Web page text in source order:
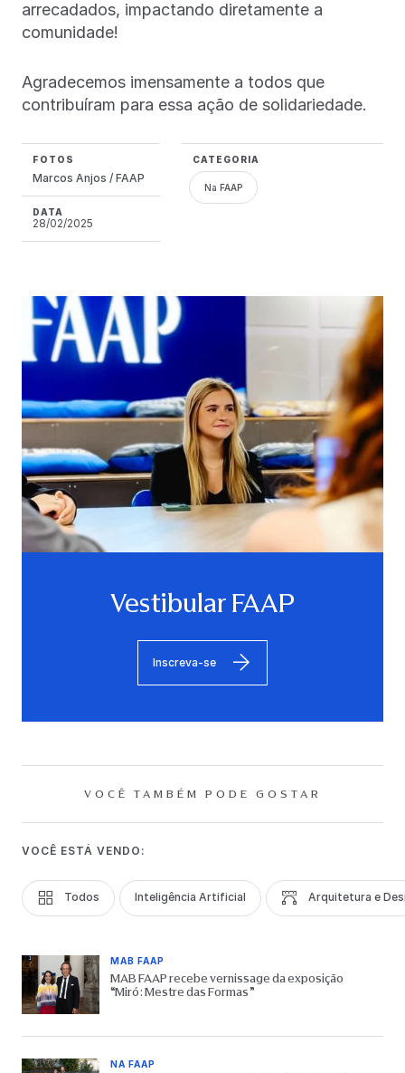
arrecadados, impactando diretamente a
comunidade!
Agradecemos imensamente a todos que
contribuíram para essa ação de solidariedade.
FOTOS
Marcos Anjos / FAAP
DATA
28/02/2025
CATEGORIA
Na FAAP
Vestibular FAAP
Inscreva-se
VOCÊ TAMBÉM PODE GOSTAR
VOCÊ ESTÁ VENDO:
Todos Inteligência Artificial Arquitetura e
MAB FAAP
MAB FAAP recebe vernissage da exposição
“Miró: Mestre das Formas”
NA FAAP